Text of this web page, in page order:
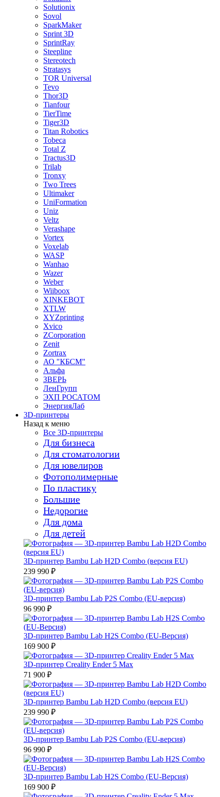
Solutionix
Sovol
SparkMaker
Sprint 3D
SprintRay
Steepline
Stereotech
Stratasys
TOR Universal
Tevo
Thor3D
Tianfour
TierTime
Tiger3D
Titan Robotics
Tobeca
Total Z
Tractus3D
Trilab
Tronxy
Two Trees
Ultimaker
UniFormation
Uniz
Veltz
Verashape
Vortex
Voxelab
WASP
Wanhao
Wazer
Weber
Wiiboox
XINKEBOT
XTLW
XYZprinting
Xvico
ZCorporation
Zenit
Zortrax
АО "КБСМ"
Альфа
ЗВЕРЬ
ЛенГрупп
ЭХП РОСАТОМ
ЭнергияЛаб
3D-принтеры
Назад к меню
Все 3D-принтеры
Для бизнеса
Для стоматологии
Для ювелиров
Фотополимерные
По пластику
Большие
Недорогие
Для дома
Для детей
3D-принтер Bambu Lab H2D Combo (версия EU)
239 990 ₽
3D-принтер Bambu Lab P2S Combo (EU-версия)
96 990 ₽
3D-принтер Bambu Lab H2S Combo (EU-Версия)
169 900 ₽
3D-принтер Creality Ender 5 Max
71 900 ₽
3D-принтер Bambu Lab H2D Combo (версия EU)
239 990 ₽
3D-принтер Bambu Lab P2S Combo (EU-версия)
96 990 ₽
3D-принтер Bambu Lab H2S Combo (EU-Версия)
169 900 ₽